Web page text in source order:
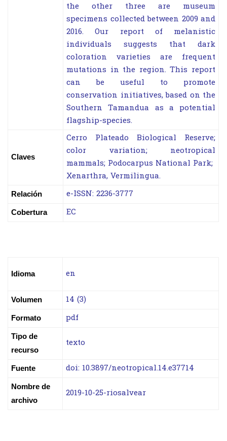
the other three are museum
specimens collected between 2009 and
2016. Our report of melanistic
individuals suggests that dark
coloration varieties are frequent
mutations in the region. This report
can be useful to promote
conservation initiatives, based on the
Southern Tamandua as a potential
flagship-species.
Claves
Cerro Plateado Biological Reserve;
color variation; neotropical
mammals; Podocarpus National Park;
Xenarthra, Vermilingua.
Relación e-ISSN: 2236-3777
Cobertura EC
Idioma en
Volumen 14 (3)
Formato pdf
Tipo de
recurso
texto
Fuente doi: 10.3897/neotropical.14.e37714
Nombre de
archivo
2019-10-25-riosalvear